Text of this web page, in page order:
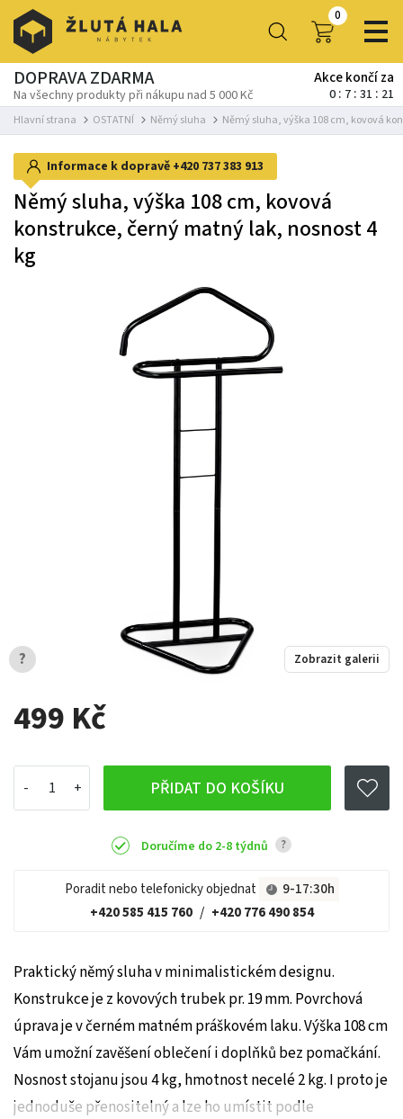
0
DOPRAVA ZDARMA
Na všechny produkty při nákupu nad 5 000 Kč
Akce končí za
0 7 31 20
Hlavní strana OSTATNÍ Němý sluha Němý sluha, výška 108 cm, kovová
499 Kč
PŘIDAT DO KOŠÍKU
Doručíme do 2-8 týdnů ?
Poradit nebo telefonicky objednat
9-17:30h
+420 585 415 760 / +420 776 490 854
Informace k dopravě +420 737 383 913
Němý sluha, výška 108 cm, kovová
konstrukce, černý matný lak, nosnost 4
kg
Zobrazit galerii
?
Praktický němý sluha v minimalistickém designu.
Konstrukce je z kovových trubek pr. 19 mm. Povrchová
úprava je v černém matném práškovém laku. Výška 108 cm
Vám umožní zavěšení oblečení i doplňků bez pomačkání.
Nosnost stojanu jsou 4 kg, hmotnost necelé 2 kg. I proto je
jednoduše přenositelný a lze ho umístit podle